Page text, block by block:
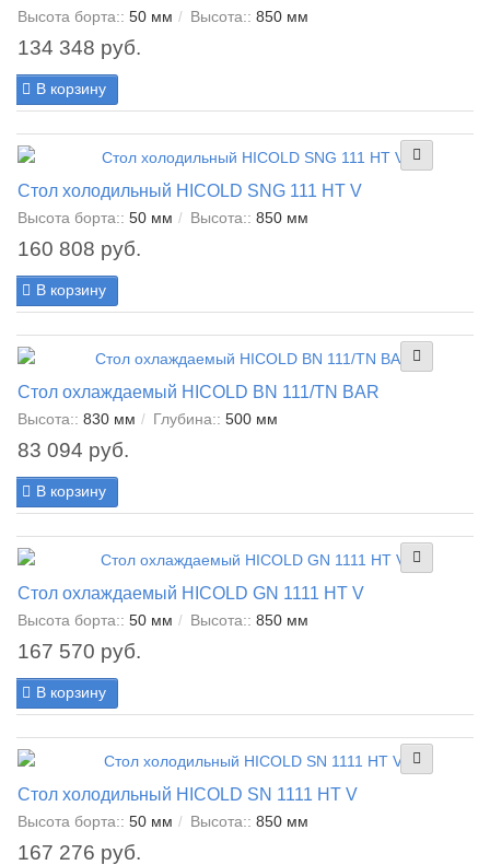
Высота борта:: 50 мм Высота:: 850 мм
134 348 руб.
В корзину
Стол холодильный HICOLD SNG 111 HT V
Высота борта:: 50 мм Высота:: 850 мм
160 808 руб.
В корзину
Стол охлаждаемый HICOLD BN 111/TN BAR
Высота:: 830 мм Глубина:: 500 мм
83 094 руб.
В корзину
Стол охлаждаемый HICOLD GN 1111 HT V
Высота борта:: 50 мм Высота:: 850 мм
167 570 руб.
В корзину
Стол холодильный HICOLD SN 1111 HT V
Высота борта:: 50 мм Высота:: 850 мм
167 276 руб.